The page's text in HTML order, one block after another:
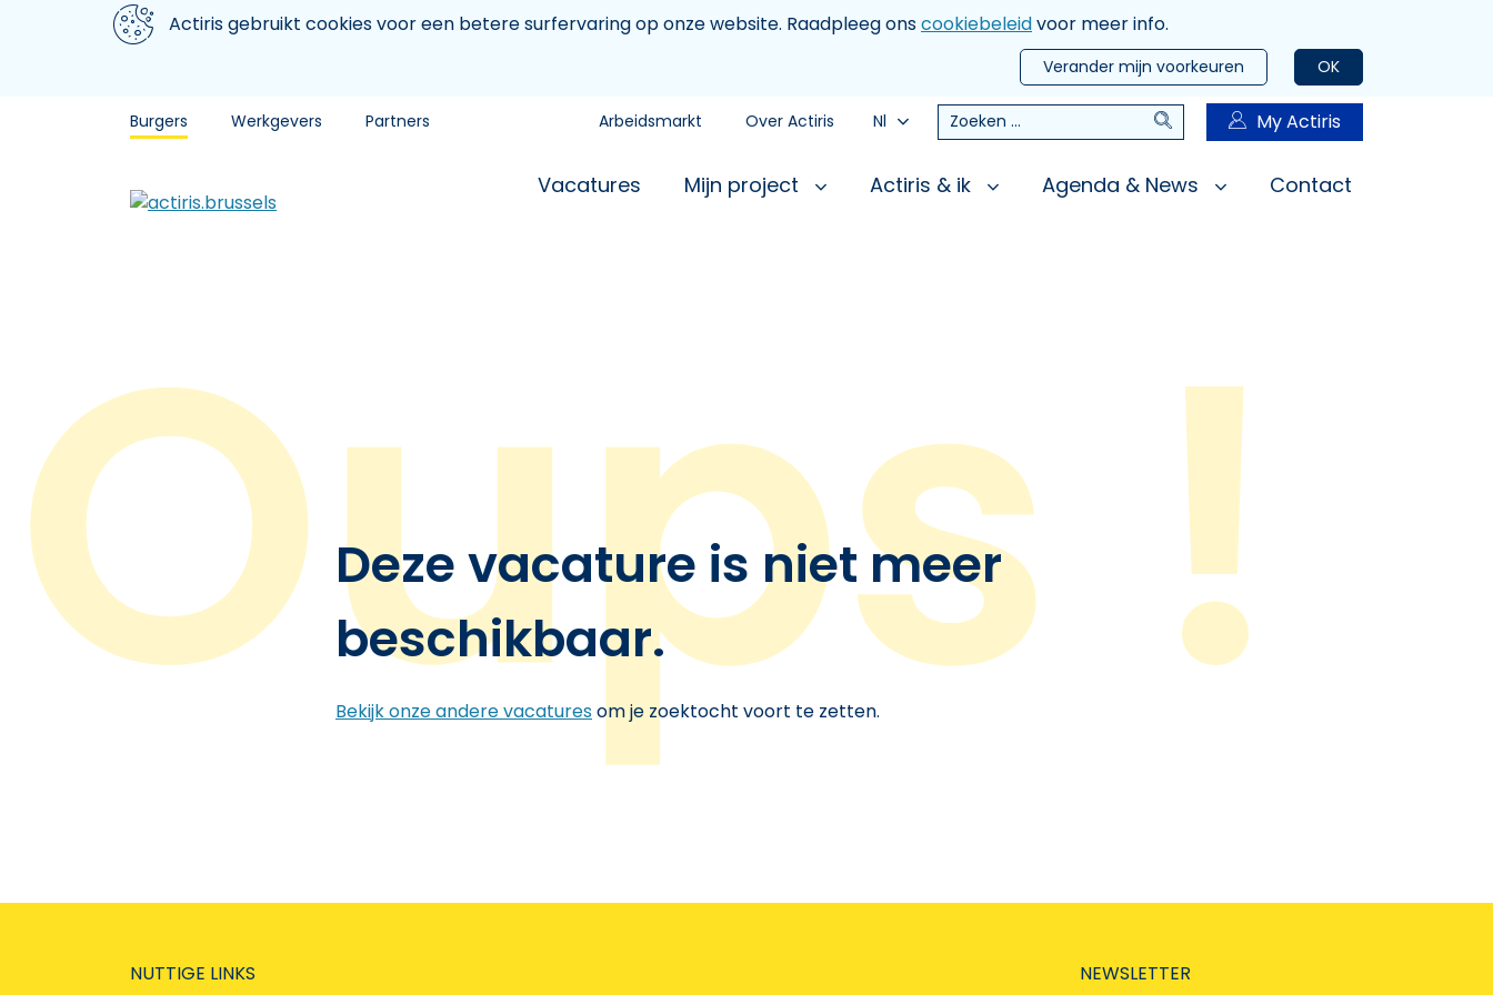
Aller au contenu principal
We gebruiken cookiesActiris gebruikt cookies voor een betere surfervaring op onze website. Raadpleeg onscookiebeleidvoor meer info.
OK
Verander mijn voorkeuren
Burgers Werkgevers Partners Arbeidsmarkt Over Actiris Nl Zoeken Zoeken My Actiris
Vacatures Mijn project Actiris & ik Agenda & News Contact
Deze vacature is niet meer
beschikbaar.
Bekijk onze andere vacaturesom je zoektocht voort te zetten.
NUTTIGE LINKS NEWSLETTER